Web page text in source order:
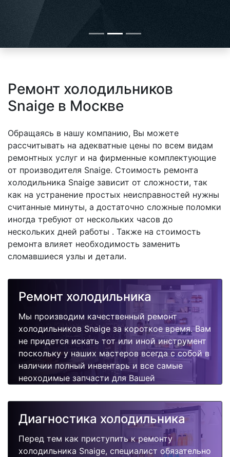
Ремонт холодильников
Snaige в Москве
Обращаясь в нашу компанию, Вы можете
рассчитывать на адекватные цены по всем видам
ремонтных услуг и на фирменные комплектующие
от производителя Snaige. Стоимость ремонта
холодильника Snaige зависит от сложности, так
как на устранение простых неисправностей нужны
считанные минуты, а достаточно сложные поломки
иногда требуют от нескольких часов до
нескольких дней работы . Также на стоимость
ремонта влияет необходимость заменить
сломавшиеся узлы и детали.
Ремонт холодильника
Мы производим качественный ремонт
холодильников Snaige за короткое время. Вам
не придется искать тот или иной инструмент
поскольку у наших мастеров всегда с собой в
наличии полный инвентарь и все самые
неоходимые запчасти для Вашей
качественно и недорого.
Диагностика холодильника
Перед тем как приступить к ремонту
холодильника Snaige, специалист обязательно